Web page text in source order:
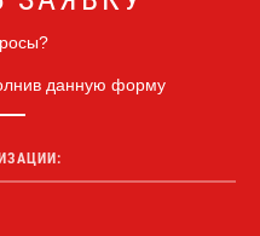
данную форму